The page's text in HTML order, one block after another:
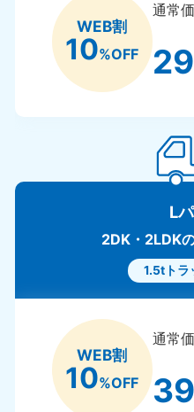
WEB割
10%OFF
通常
L
2DK・2LDK
1.5tトラ
WEB割
10%OFF
通常